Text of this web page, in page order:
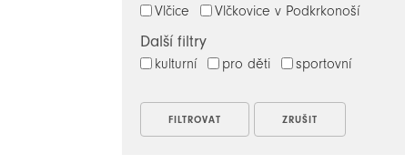
Vlčice
Vlčkovice v Podkrkonoší
Další filtry
kulturní pro děti sportovní